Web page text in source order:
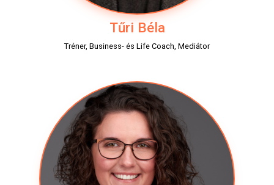
Tűri Béla
Tréner, Business- és Life Coach, Mediátor